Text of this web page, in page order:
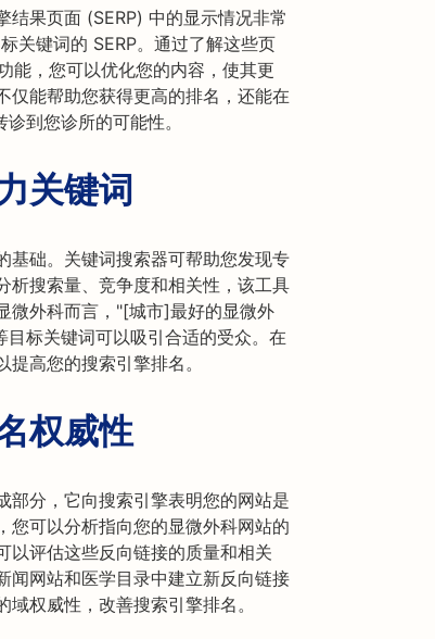
果页面 (SERP) 中的显示情况非常
关键词的 SERP。通过了解这些页
能，您可以优化您的内容，使其更
仅能帮助您获得更高的排名，还能在
到您诊所的可能性。
关键词
基础。关键词搜索器可帮助您发现专
析搜索量、竞争度和相关性，该工具
微外科而言，"[城市]最好的显微外
标关键词可以吸引合适的受众。在
高您的搜索引擎排名。
权威性
部分，它向搜索引擎表明您的网站是
您可以分析指向您的显微外科网站的
以评估这些反向链接的质量和相关
闻网站和医学目录中建立新反向链接
权威性，改善搜索引擎排名。